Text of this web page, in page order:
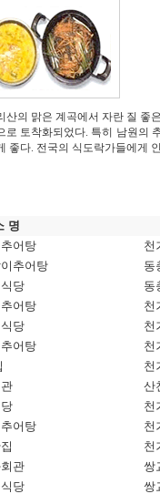
산의 맑은 계곡에서 자란 질 좋
로 토착화되었다. 특히 남원의
좋다. 전국의 식도락가들에게
명
어탕
천
추어탕
동
당
동
어탕
천
당
천
어탕
천
천
산
천
어탕
천
천
관
쌍
당
쌍